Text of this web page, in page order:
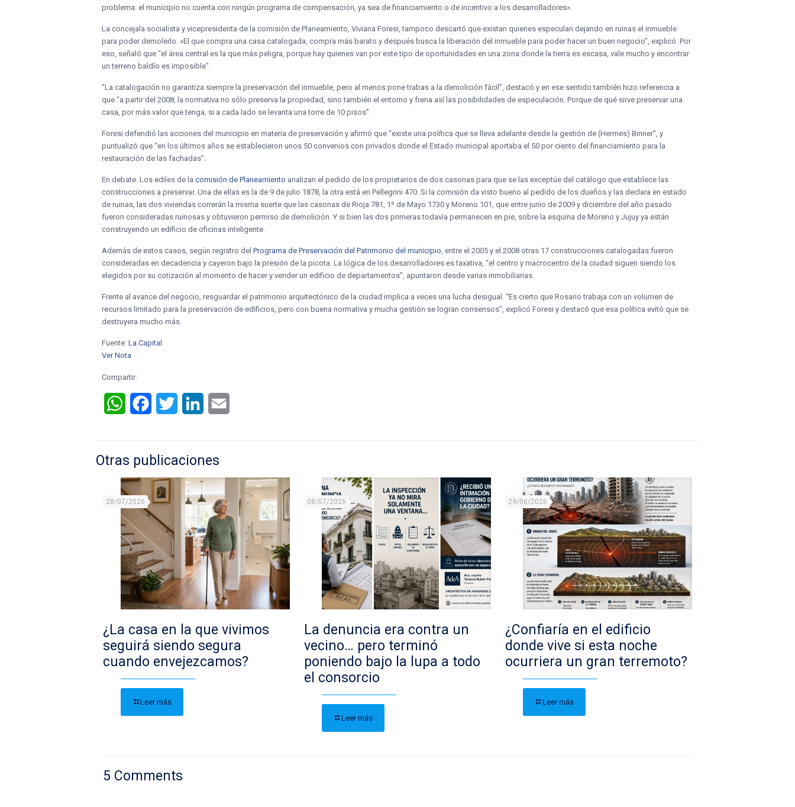
problema: el municipio no cuenta con ningún programa de compensación, ya sea de financiamiento o de incentivo a los desarrolladores».
La concejala socialista y vicepresidenta de la comisión de Planeamiento, Viviana Foresi, tampoco descartó que existan quienes especulan dejando en ruinas el inmueble
para poder demolerlo. «El que compra una casa catalogada, compra más barato y después busca la liberación del inmueble para poder hacer un buen negocio”, explicó. Por
eso, señaló que “el área central es la que más peligra, porque hay quienes van por este tipo de oportunidades en una zona donde la tierra es escasa, vale mucho y encontrar
un terreno baldío es imposible”.
“La catalogación no garantiza siempre la preservación del inmueble, pero al menos pone trabas a la demolición fácil”, destacó y en ese sentido también hizo referencia a
que “a partir del 2008, la normativa no sólo preserva la propiedad, sino también el entorno y frena así las posibilidades de especulación. Porque de qué sirve preservar una
casa, por más valor que tenga, si a cada lado se levanta una torre de 10 pisos”.
Foresi defendió las acciones del municipio en materia de preservación y afirmó que “existe una política que se lleva adelante desde la gestión de (Hermes) Binner”, y
puntualizó que “en los últimos años se establecieron unos 50 convenios con privados donde el Estado municipal aportaba el 50 por ciento del financiamiento para la
restauración de las fachadas”.
En debate. Los ediles de lacomisión de Planeamiento analizan el pedido de los propietarios de dos casonas para que se las exceptúe del catálogo que establece las
construcciones a preservar. Una de ellas es la de 9 de julio 1878, la otra está en Pellegrini 470. Si la comisión da visto bueno al pedido de los dueños y las declara en estado
de ruinas, las dos viviendas correrán la misma suerte que las casonas de Rioja 781, 1º de Mayo 1730 y Moreno 101, que entre junio de 2009 y diciembre del año pasado
fueron consideradas ruinosas y obtuvieron permiso de demolición. Y si bien las dos primeras todavía permanecen en pie, sobre la esquina de Moreno y Jujuy ya están
construyendo un edificio de oficinas inteligente.
Además de estos casos, según registro delPrograma de Preservación del Patrimonio del municipio, entre el 2005 y el 2008 otras 17 construcciones catalogadas fueron
consideradas en decadencia y cayeron bajo la presión de la picota. La lógica de los desarrolladores es taxativa, “el centro y macrocentro de la ciudad siguen siendo los
elegidos por su cotización al momento de hacer y vender un edificio de departamentos”, apuntaron desde varias inmobiliarias.
Frente al avance del negocio, resguardar el patrimonio arquitectónico de la ciudad implica a veces una lucha desigual. “Es cierto que Rosario trabaja con un volumen de
recursos limitado para la preservación de edificios, pero con buena normativa y mucha gestión se logran consensos”, explicó Foresi y destacó que esa política evitó que se
destruyera mucho más.
Fuente:La Capital
Ver Nota
Compartir:
WhatsAppFacebookTwitter LinkedIn
Otras publicaciones
28/07/2026
¿La casa en la que vivimos
seguirá siendo segura
cuando envejezcamos?
Leer más
08/07/2026
La denuncia era contra un
vecino… pero terminó
poniendo bajo la lupa a todo
el consorcio
Leer más
29/06/2026
¿Confiaría en el edificio
donde vive si esta noche
ocurriera un gran terremoto?
Leer más
5 Comments